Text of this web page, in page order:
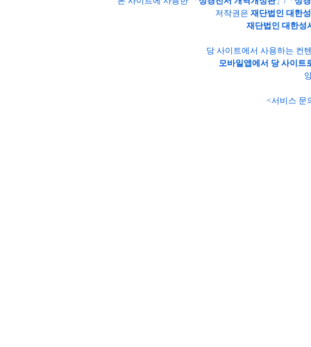
저작권은 재단법인 대한
재단법인 대한성
당 사이트에서 사용하는 컨
모바일앱에서 당 사이트
<서비스 문